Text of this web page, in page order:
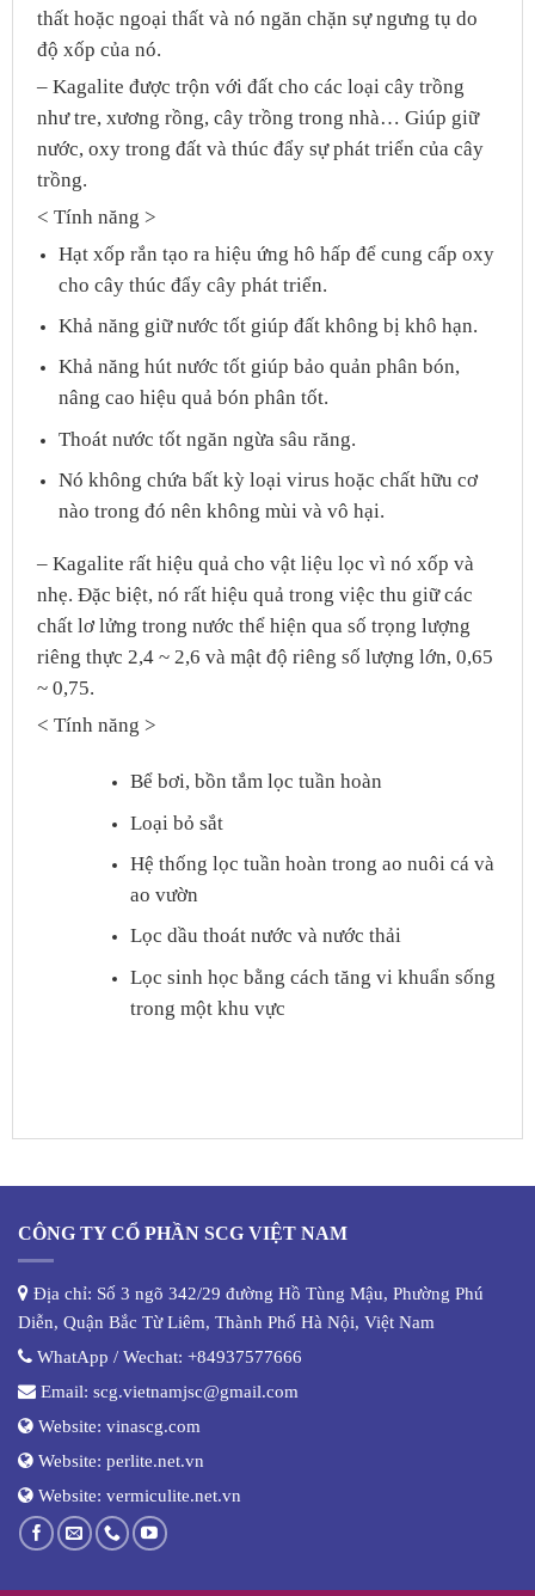
thất hoặc ngoại thất và nó ngăn chặn sự ngưng tụ do
độ xốp của nó.
– Kagalite được trộn với đất cho các loại cây trồng
như tre, xương rồng, cây trồng trong nhà… Giúp giữ
nước, oxy trong đất và thúc đẩy sự phát triển của cây
trồng.
< Tính năng >
Hạt xốp rắn tạo ra hiệu ứng hô hấp để cung cấp oxy
cho cây thúc đẩy cây phát triển.
Khả năng giữ nước tốt giúp đất không bị khô hạn.
Khả năng hút nước tốt giúp bảo quản phân bón,
nâng cao hiệu quả bón phân tốt.
Thoát nước tốt ngăn ngừa sâu răng.
Nó không chứa bất kỳ loại virus hoặc chất hữu cơ
nào trong đó nên không mùi và vô hại.
– Kagalite rất hiệu quả cho vật liệu lọc vì nó xốp và
nhẹ. Đặc biệt, nó rất hiệu quả trong việc thu giữ các
chất lơ lửng trong nước thể hiện qua số trọng lượng
riêng thực 2,4 ~ 2,6 và mật độ riêng số lượng lớn, 0,65
~ 0,75.
< Tính năng >
Bể bơi, bồn tắm lọc tuần hoàn
Loại bỏ sắt
Hệ thống lọc tuần hoàn trong ao nuôi cá và
ao vườn
Lọc dầu thoát nước và nước thải
Lọc sinh học bằng cách tăng vi khuẩn sống
trong một khu vực
CÔNG TY CỔ PHẦN SCG VIỆT NAM
Địa chỉ: Số 3 ngõ 342/29 đường Hồ Tùng Mậu, Phường Phú
Diễn, Quận Bắc Từ Liêm, Thành Phố Hà Nội, Việt Nam
WhatApp / Wechat: +84937577666
Email: scg.vietnamjsc@gmail.com
Website: vinascg.com
Website: perlite.net.vn
Website: vermiculite.net.vn